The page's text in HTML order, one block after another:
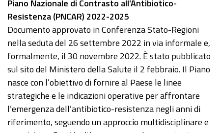
Piano Nazionale di Contrasto all’Antibiotico-
Resistenza (PNCAR) 2022-2025
Documento approvato in Conferenza Stato-Regioni
nella seduta del 26 settembre 2022 in via informale e,
formalmente, il 30 novembre 2022. È stato pubblicato
sul sito del Ministero della Salute il 2 febbraio. Il Piano
nasce con l’obiettivo di fornire al Paese le linee
strategiche e le indicazioni operative per affrontare
l’emergenza dell’antibiotico-resistenza negli anni di
riferimento, seguendo un approccio multidisciplinare e